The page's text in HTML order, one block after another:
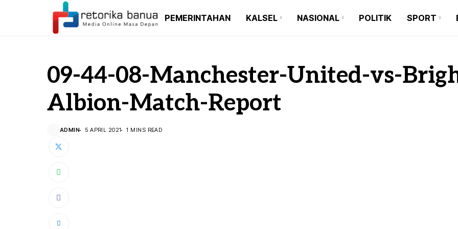
PEMERINTAHAN KALSEL
BARITO KUALA
NASIONAL
BANTEN
POLITIK SPORT
BANJARMASIN
BANJARBARU JAKARTA
09-44-08-Manchester-United-vs-
Albion-Match-Report
ADMIN 5 APRIL 2021 1 MINS READ